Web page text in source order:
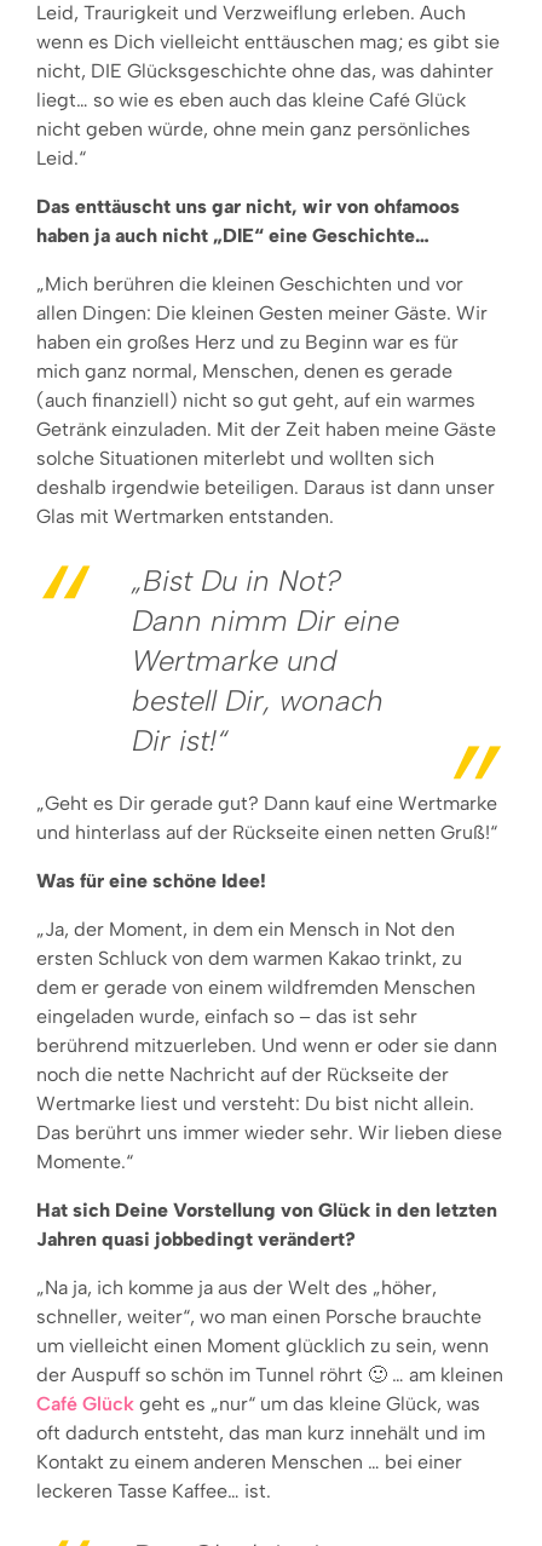
Leid, Traurigkeit und Verzweiflung erleben. Auch
wenn es Dich vielleicht enttäuschen mag; es gibt sie
nicht, DIE Glücksgeschichte ohne das, was dahinter
liegt… so wie es eben auch das kleine Café Glück
nicht geben würde, ohne mein ganz persönliches
Leid.“
Das enttäuscht uns gar nicht, wir von ohfamoos
haben ja auch nicht „DIE“ eine Geschichte…
„Mich berühren die kleinen Geschichten und vor
allen Dingen: Die kleinen Gesten meiner Gäste. Wir
haben ein großes Herz und zu Beginn war es für
mich ganz normal, Menschen, denen es gerade
(auch finanziell) nicht so gut geht, auf ein warmes
Getränk einzuladen. Mit der Zeit haben meine Gäste
solche Situationen miterlebt und wollten sich
deshalb irgendwie beteiligen. Daraus ist dann unser
Glas mit Wertmarken entstanden.
„Bist Du in Not?
Dann nimm Dir eine
Wertmarke und
bestell Dir, wonach
Dir ist!“
„Geht es Dir gerade gut? Dann kauf eine Wertmarke
und hinterlass auf der Rückseite einen netten Gruß!“
Was für eine schöne Idee!
„Ja, der Moment, in dem ein Mensch in Not den
ersten Schluck von dem warmen Kakao trinkt, zu
dem er gerade von einem wildfremden Menschen
eingeladen wurde, einfach so – das ist sehr
berührend mitzuerleben. Und wenn er oder sie dann
noch die nette Nachricht auf der Rückseite der
Wertmarke liest und versteht: Du bist nicht allein.
Das berührt uns immer wieder sehr. Wir lieben diese
Momente.“
Hat sich Deine Vorstellung von Glück in den letzten
Jahren quasi jobbedingt verändert?
„Na ja, ich komme ja aus der Welt des „höher,
schneller, weiter“, wo man einen Porsche brauchte
um vielleicht einen Moment glücklich zu sein, wenn
der Auspuff so schön im Tunnel röhrt 🙂 … am kleinen
Café Glück geht es „nur“ um das kleine Glück, was
oft dadurch entsteht, das man kurz innehält und im
Kontakt zu einem anderen Menschen … bei einer
leckeren Tasse Kaffee… ist.